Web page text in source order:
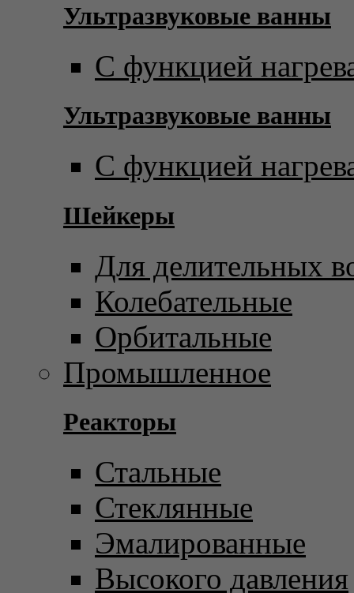
Ультразвуковые ванны
С функцией
Ультразвуковые ванны
С функцией
Шейкеры
Для делительных
Колебательные
Орбитальные
Промышленное
Реакторы
Стальные
Стеклянные
Эмалированные
Высокого давления